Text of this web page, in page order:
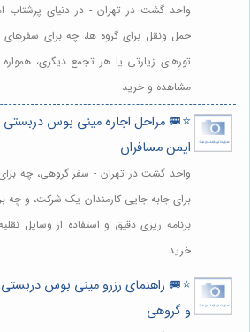
واحد گشت در تهران - در دنیای پرشتاب
حمل ونقل برای گروه ها، چه برای سفرهای
تورهای زیارتی یا هر تجمع دیگری،
مشاهده و خرید
⭐️🚐 مراحل اجاره مینی بوس
ایمن مسافران
واحد گشت در تهران - سفر گروهی، چه
برای جابه جایی کارمندان یک شرکت، و چه
برنامه ریزی دقیق و استفاده از وسایل
خرید
⭐️🚐 راهنمای رزرو مینی بوس
و گروهی